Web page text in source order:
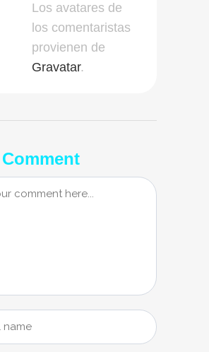
Los avatares de
los comentaristas
provienen de
Gravatar.